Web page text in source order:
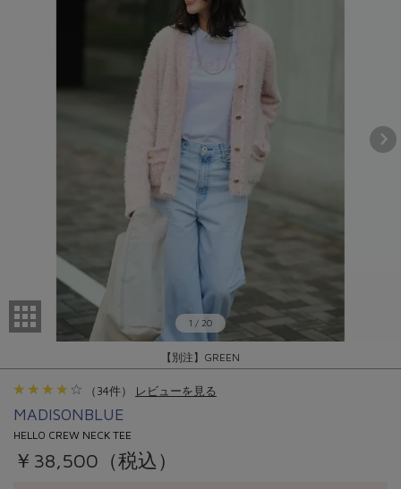
1 / 20
【別注】GREEN
（34件） レビューを見る
MADISONBLUE
HELLO CREW NECK TEE
￥38,500（税込）